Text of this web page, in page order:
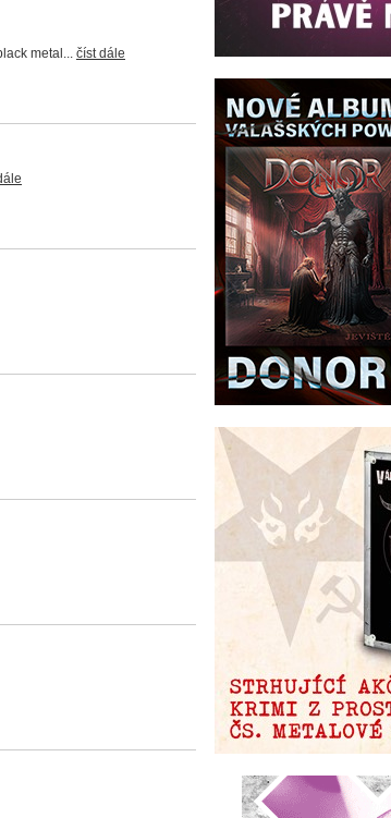
metal... číst dále